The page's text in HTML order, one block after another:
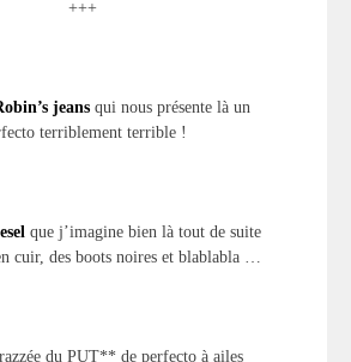
+++
jeans qui nous présente là un
terriblement terrible !
que j’imagine bien là tout de suite
cuir, des boots noires et blablabla …
du PUT** de perfecto à ailes